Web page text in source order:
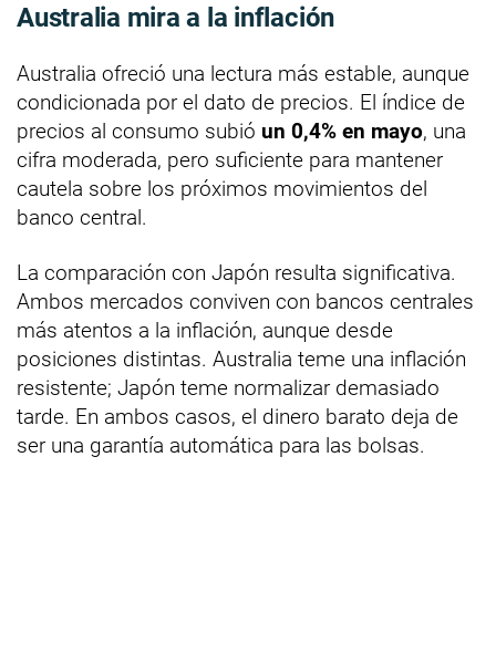
Australia mira a la inflación
Australia ofreció una lectura más estable, aunque
condicionada por el dato de precios. El índice de
precios al consumo subió un 0,4% en mayo, una
cifra moderada, pero suficiente para mantener
cautela sobre los próximos movimientos del
banco central.
La comparación con Japón resulta significativa.
Ambos mercados conviven con bancos centrales
más atentos a la inflación, aunque desde
posiciones distintas. Australia teme una inflación
resistente; Japón teme normalizar demasiado
tarde. En ambos casos, el dinero barato deja de
ser una garantía automática para las bolsas.